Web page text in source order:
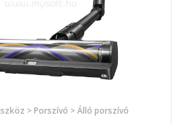
> Porszívó > Álló porszívó